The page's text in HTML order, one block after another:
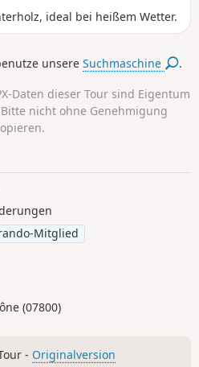
ideal bei heißem Wetter.
unsereSuchmaschine .
Daten dieser Tour sind Eigentum
nicht ohne Genehmigung
Mitglied
(07800)
- Originalversion